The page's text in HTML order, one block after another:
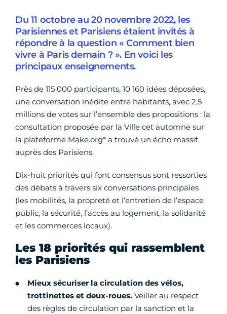
Du 11 octobre au 20 novembre 2022, les
Parisiennes et Parisiens étaient invités à
répondre à la question « Comment bien
vivre à Paris demain ? ». En voici les
principaux enseignements.
Près de 115 000 participants, 10 160 idées déposées,
une conversation inédite entre habitants, avec 2,5
millions de votes sur l’ensemble des propositions : la
consultation proposée par la Ville cet automne sur
la plateforme Make.org* a trouvé un écho massif
auprès des Parisiens.
Dix-huit priorités qui font consensus sont ressorties
des débats à travers six conversations principales
(les mobilités, la propreté et l’entretien de l’espace
public, la sécurité, l’accès au logement, la solidarité
et les commerces locaux).
Les 18 priorités qui rassemblent
les Parisiens
Mieux sécuriser la circulation des vélos,
trottinettes et deux-roues. Veiller au respect
des règles de circulation par la sanction et la